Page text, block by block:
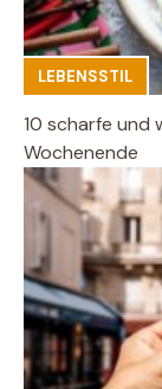
LEBENSSTIL
10 scharfe und
Wochenende